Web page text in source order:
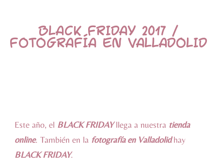
BLACK FRIDAY 2017 /
FOTOGRAFÍA EN VALLADOLID
Este año, el BLACK FRIDAYllega a nuestra tienda
online. También en la fotografía en Valladolidhay
BLACK FRIDAY.